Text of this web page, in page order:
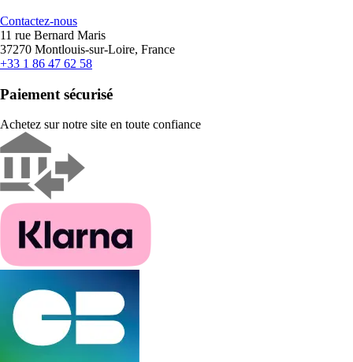
Contactez-nous
11 rue Bernard Maris
37270 Montlouis-sur-Loire, France
+33 1 86 47 62 58
Paiement sécurisé
Achetez sur notre site en toute confiance